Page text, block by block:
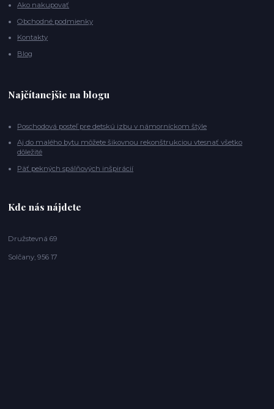
Ako nakupovať
Obchodné podmienky
Kontakty
Blog
Najčítanejšie na blogu
Poschodová posteľ pre detskú izbu v námorníckom štýle
Aj do malého bytu môžete šikovnou rekonštrukciou vtesnať všetko
dôležité
Päť pekných spálňových inšpirácií
Kde nás nájdete
Družstevná 69
Solčany, 956 17